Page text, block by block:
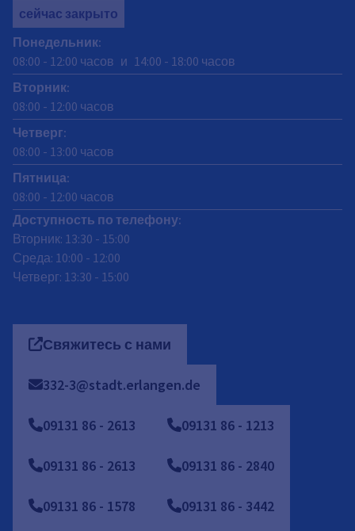
сейчас закрыто
Понедельник:
08:00 - 12:00 часов и 14:00 - 18:00 часов
Вторник:
08:00 - 12:00 часов
Четверг:
08:00 - 13:00 часов
Пятница:
08:00 - 12:00 часов
Доступность по телефону:
Вторник: 13:30 - 15:00
Среда: 10:00 - 12:00
Четверг: 13:30 - 15:00
Свяжитесь с нами
332-3@stadt.erlangen.de
09131 86 - 2613 09131 86 - 1213
09131 86 - 2613 09131 86 - 2840
09131 86 - 1578 09131 86 - 3442